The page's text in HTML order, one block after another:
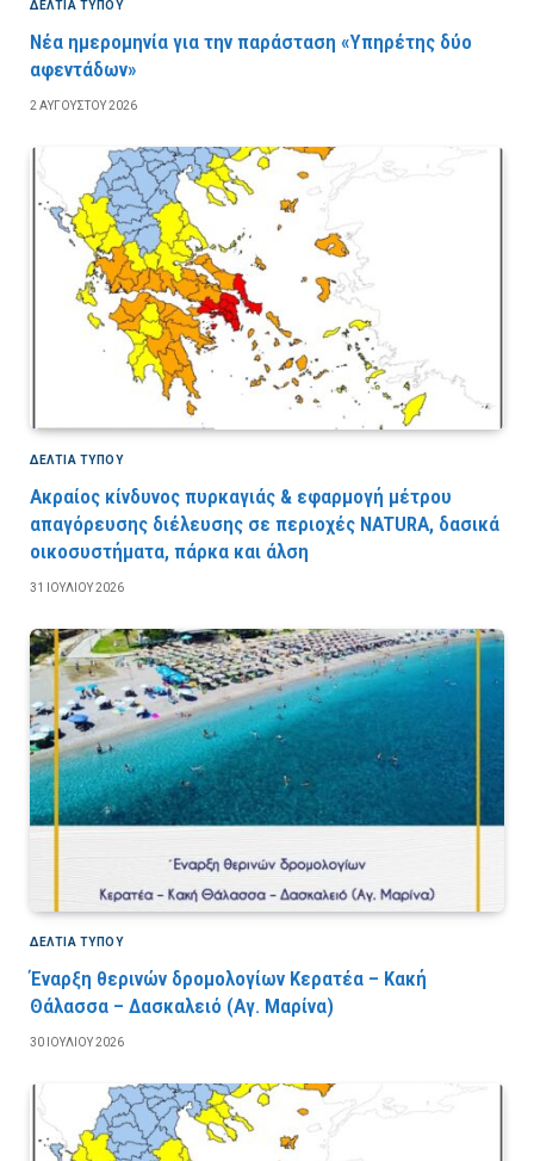
ΔΕΛΤΙΑ ΤΥΠΟΥ
Νέα ημερομηνία για την παράσταση «Υπηρέτης δύο
αφεντάδων»
2 ΑΥΓΟΎΣΤΟΥ 2026
ΔΕΛΤΙΑ ΤΥΠΟΥ
Ακραίος κίνδυνος πυρκαγιάς & εφαρμογή μέτρου
απαγόρευσης διέλευσης σε περιοχές NATURA, δασικά
οικοσυστήματα, πάρκα και άλση
31 ΙΟΥΛΊΟΥ 2026
ΔΕΛΤΙΑ ΤΥΠΟΥ
Έναρξη θερινών δρομολογίων Κερατέα – Κακή
Θάλασσα – Δασκαλειό (Αγ. Μαρίνα)
30 ΙΟΥΛΊΟΥ 2026